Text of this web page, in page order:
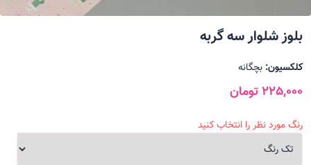
بلوز شلوار سه گربه
کلکسیون: بچگانه
225,000 تومان
رنگ مورد نظر را انتخاب کنید